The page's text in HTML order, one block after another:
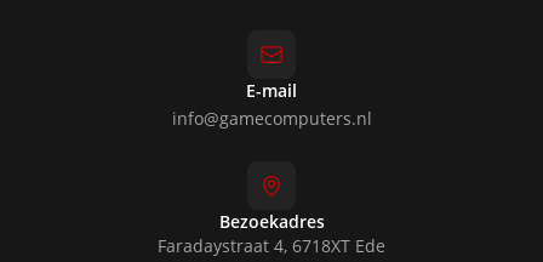
E-mail
info@gamecomputers.nl
Bezoekadres
Faradaystraat 4, 6718XT Ede